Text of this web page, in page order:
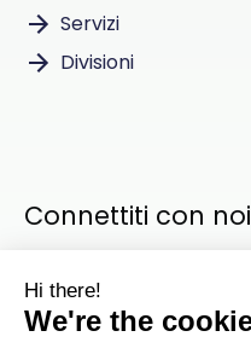
Servizi
Divisioni
Connettiti con noi
LinkedIn